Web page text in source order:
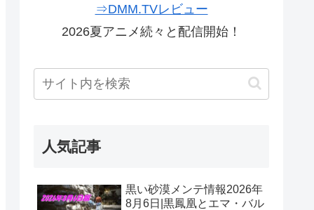
⇒DMM.TVレビュー
2026夏アニメ続々と配信開始！
人気記事
黒い砂漠メンテ情報2026年
8月6日|黒鳳凰とエマ・バル